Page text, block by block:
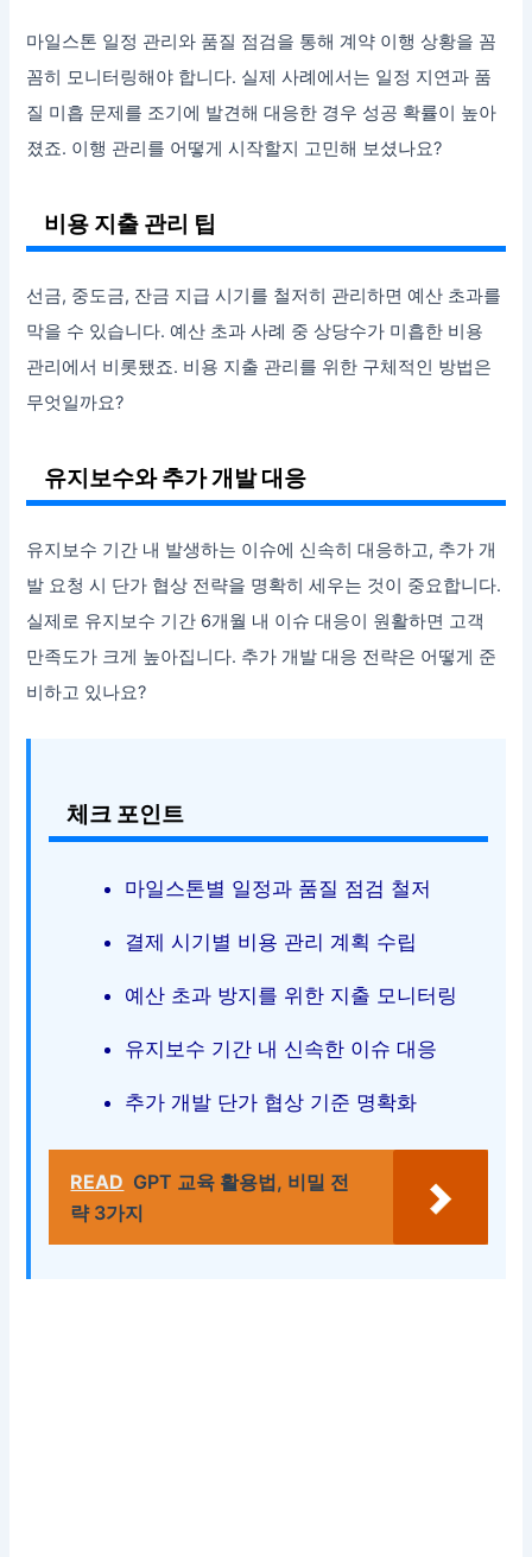
마일스톤 일정 관리와 품질 점검을 통해 계약 이행 상황을 꼼
꼼히 모니터링해야 합니다. 실제 사례에서는 일정 지연과 품
질 미흡 문제를 조기에 발견해 대응한 경우 성공 확률이 높아
졌죠. 이행 관리를 어떻게 시작할지 고민해 보셨나요?
비용 지출 관리 팁
선금, 중도금, 잔금 지급 시기를 철저히 관리하면 예산 초과를
막을 수 있습니다. 예산 초과 사례 중 상당수가 미흡한 비용
관리에서 비롯됐죠. 비용 지출 관리를 위한 구체적인 방법은
무엇일까요?
유지보수와 추가 개발 대응
유지보수 기간 내 발생하는 이슈에 신속히 대응하고, 추가 개
발 요청 시 단가 협상 전략을 명확히 세우는 것이 중요합니다.
실제로 유지보수 기간 6개월 내 이슈 대응이 원활하면 고객
만족도가 크게 높아집니다. 추가 개발 대응 전략은 어떻게 준
비하고 있나요?
체크 포인트
마일스톤별 일정과 품질 점검 철저
결제 시기별 비용 관리 계획 수립
예산 초과 방지를 위한 지출 모니터링
유지보수 기간 내 신속한 이슈 대응
추가 개발 단가 협상 기준 명확화
READ GPT 교육 활용법, 비밀 전
략 3가지